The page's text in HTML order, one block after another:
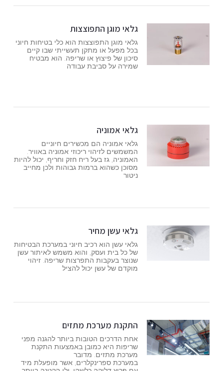
גלאי מוגן התפוצצות
גלאי מוגן התפוצצות הוא כלי בטיחות חיוני
בכל מפעל או מתקן תעשייתי שבו קיים
סיכון של פיצוץ או שריפה. הוא מבטיח
שמירה על סביבת עבודה
גלאי אמוניה
גלאי אמוניה הם מכשירים חיוניים
המשמשים לזיהוי ריכוזי אמוניה באוויר.
האמוניה, גז בעל ריח חזק וחריף, יכול להיות
מסוכן כשהוא ברמות גבוהות ולכן מחייב
ניטור
גלאי עשן מחיר
גלאי עשן הוא רכיב חיוני במערכת הבטיחות
של כל בית ועסק, והוא משמש לאיתור עשן
שנוצר בעקבות התפרצות שריפה. זיהוי
מוקדם של עשן יכול להציל
התקנת מערכת מתזים
אחת הדרכים הטובות ביותר להגנה מפני
שריפות היא כמובן באמצעות התקנת
מערכת מתזים. מדובר
במערכת ספרינקלרים, אשר מופעלת מיד